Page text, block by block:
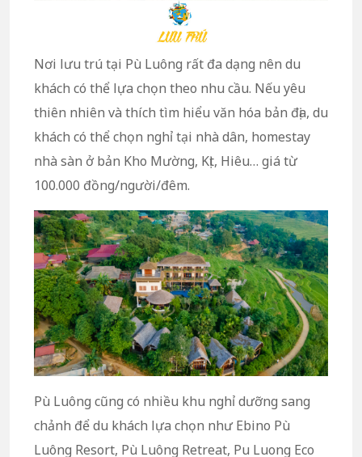
Nơi lưu trú tại Pù Luông rất đa dạng nên du
khách có thể lựa chọn theo nhu cầu. Nếu yêu
thiên nhiên và thích tìm hiểu văn hóa bản địa, du
khách có thể chọn nghỉ tại nhà dân, homestay
nhà sàn ở bản Kho Mường, Kịt, Hiêu… giá từ
100.000 đồng/người/đêm.
Pù Luông cũng có nhiều khu nghỉ dưỡng sang
chảnh để du khách lựa chọn như Ebino Pù
Luông Resort, Pù Luông Retreat, Pu Luong Eco